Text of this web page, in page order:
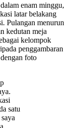
enam minggu,
latar belakang
Pulangan menurun
kedutan meja
kelompok
penggambaran
foto
satu